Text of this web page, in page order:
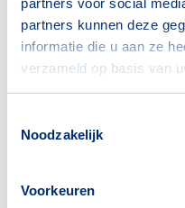
partners kunnen deze
informatie die u aan ze
verzameld op basis van
Noodzakelijk
Voorkeuren
Supermarkten
3